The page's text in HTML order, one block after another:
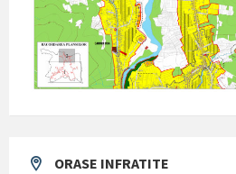
ORASE INFRATITE